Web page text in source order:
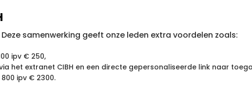
Deze samenwerking geeft onze leden extra voordelen zoals:
ipv € 250,
het extranet CIBH en een directe gepersonaliseerde link naar
ipv € 2300.